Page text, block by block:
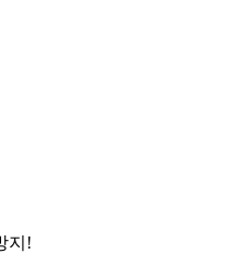
지!